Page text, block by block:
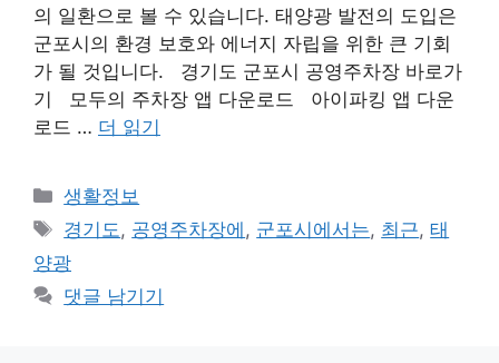
의 일환으로 볼 수 있습니다. 태양광 발전의 도입은
군포시의 환경 보호와 에너지 자립을 위한 큰 기회
가 될 것입니다. 경기도 군포시 공영주차장 바로가
기 모두의 주차장 앱 다운로드 아이파킹 앱 다운
로드 … 더 읽기
카
테
고
리
생활정보
태
그
경기도 , 공영주차장에 , 군포시에서는, 최근,태
양광
댓글 남기기